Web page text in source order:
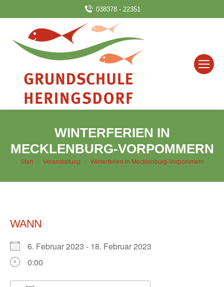
038378 - 22351
WINTERFERIEN IN
MECKLENBURG-VORPOMMERN
Sie befinden sich hier:
Start Veranstaltung Winterferien in Mecklenburg-Vorpommern
WANN
6. Februar 2023 - 18. Februar 2023
0:00